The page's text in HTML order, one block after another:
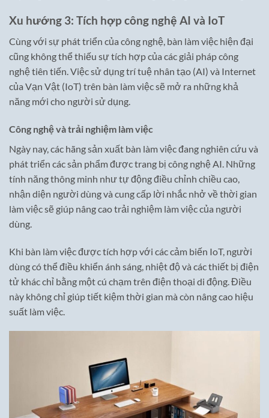
Xu hướng 3: Tích hợp công nghệ AI và IoT
Cùng với sự phát triển của công nghệ, bàn làm việc hiện đại
cũng không thể thiếu sự tích hợp của các giải pháp công
nghệ tiên tiến. Việc sử dụng trí tuệ nhân tạo (AI) và Internet
của Vạn Vật (IoT) trên bàn làm việc sẽ mở ra những khả
năng mới cho người sử dụng.
Công nghệ và trải nghiệm làm việc
Ngày nay, các hãng sản xuất bàn làm việc đang nghiên cứu và
phát triển các sản phẩm được trang bị công nghệ AI. Những
tính năng thông minh như tự động điều chỉnh chiều cao,
nhận diện người dùng và cung cấp lời nhắc nhở về thời gian
làm việc sẽ giúp nâng cao trải nghiệm làm việc của người
dùng.
Khi bàn làm việc được tích hợp với các cảm biến IoT, người
dùng có thể điều khiển ánh sáng, nhiệt độ và các thiết bị điện
tử khác chỉ bằng một cú chạm trên điện thoại di động. Điều
này không chỉ giúp tiết kiệm thời gian mà còn nâng cao hiệu
suất làm việc.